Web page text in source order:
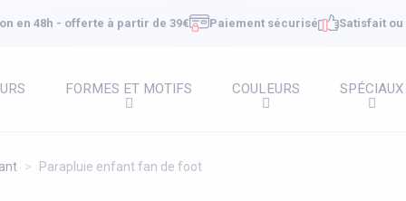
en 48h - offerte à partir de 39€ Paiement sécurisé Satisfait
FORMES ET MOTIFS COULEURS SPÉCIAUX
Parapluie enfant fan de foot